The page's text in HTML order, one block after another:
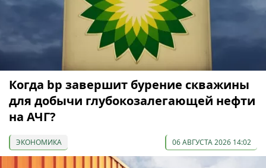
Когда bp завершит бурение скважины
для добычи глубокозалегающей нефти
на АЧГ?
ЭКОНОМИКА 06 АВГУСТА 2026 14:02